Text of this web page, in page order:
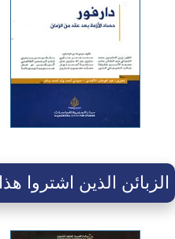
الزبائن الذين اشتروا